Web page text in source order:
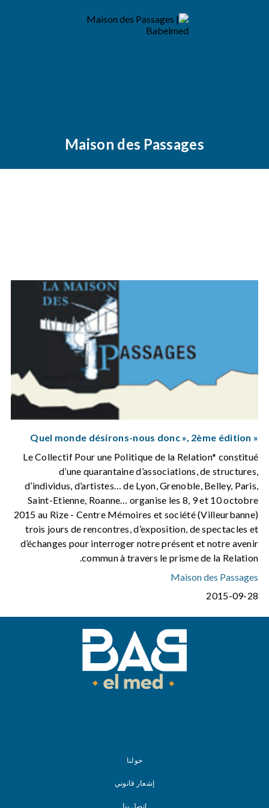
Maison des Passages
« Quel monde désirons-nous donc », 2ème édition
Le Collectif Pour une Politique de la Relation* constitué
d’une quarantaine d’associations, de structures,
d’individus, d’artistes… de Lyon, Grenoble, Belley, Paris,
Saint-Etienne, Roanne… organise les 8, 9 et 10 octobre
2015 au Rize - Centre Mémoires et société (Villeurbanne)
trois jours de rencontres, d’exposition, de spectacles et
d’échanges pour interroger notre présent et notre avenir
commun à travers le prisme de la Relation.
Maison des Passages
2015-09-28
حولنا
إشعار قانوني
اتصل بنا